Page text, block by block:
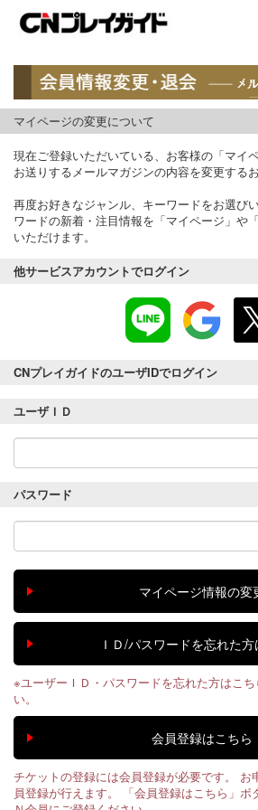
マイページの変更について
現在ご登録いただいている、お客様の「マイ
お送りするメールマガジンの内容を変更するお
再度お好きなジャンル、キーワードをお選び
ワードの新着・注目情報を「マイページ」や
いただけます。
他サービスアカウントでログイン
CNプレイガイドのユーザIDでログイン
ユーザＩＤ
パスワード
※ユーザーＩＤ・パスワードを忘れた方はこ
い。
チケットの登録には会員登録が必要です。 お
員登録が行えます。 「会員登録はこちら」ボ